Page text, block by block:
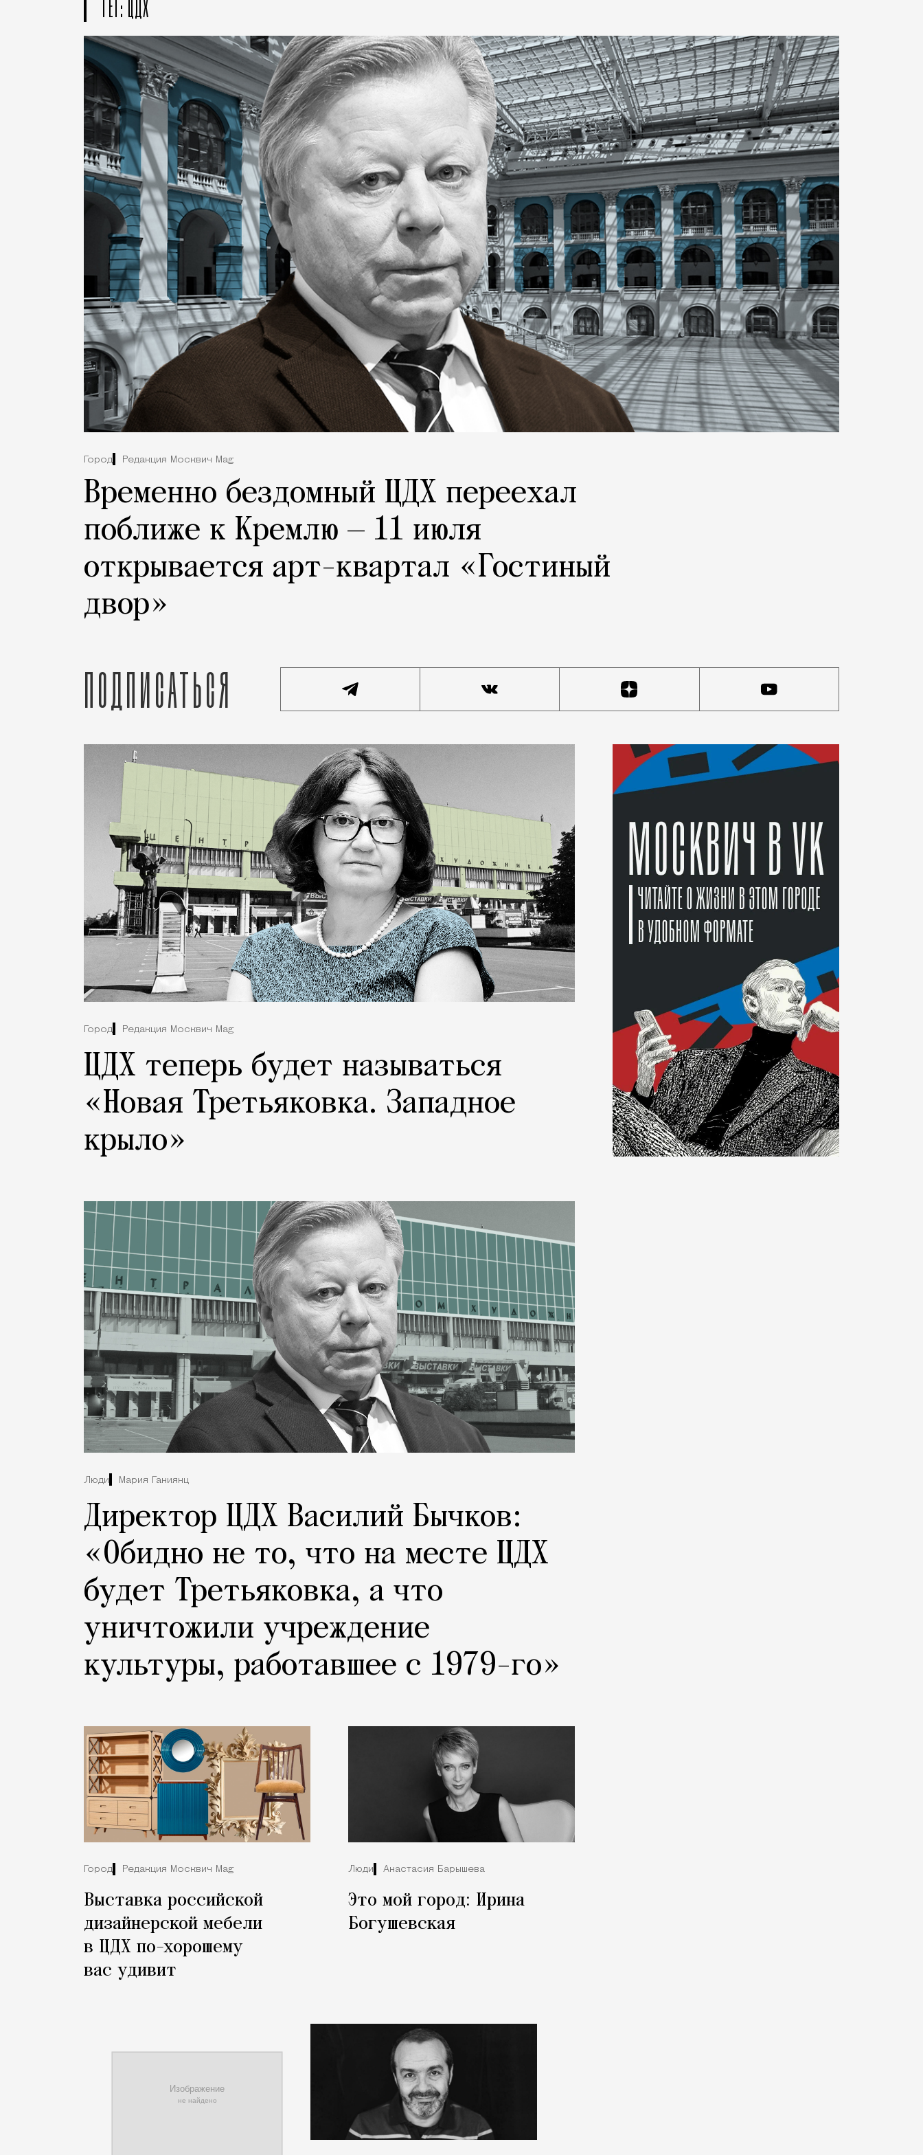
Город Редакция Москвич Mag
Временно бездомный ЦДХ переехал
поближе к Кремлю — 11 июля
открывается арт-квартал «Гостиный
двор»
Подписаться
Город Редакция Москвич Mag
ЦДХ теперь будет называться
«Новая Третьяковка. Западное
крыло»
Люди Мария Ганиянц
Директор ЦДХ Василий Бычков:
«Обидно не то, что на месте ЦДХ
будет Третьяковка, а что
уничтожили учреждение
культуры, работавшее с 1979-го»
Город Редакция Москвич Mag
Выставка российской
дизайнерской мебели
в ЦДХ по-хорошему
вас удивит
Люди Анастасия Барышева
Это мой город: Ирина
Богушевская